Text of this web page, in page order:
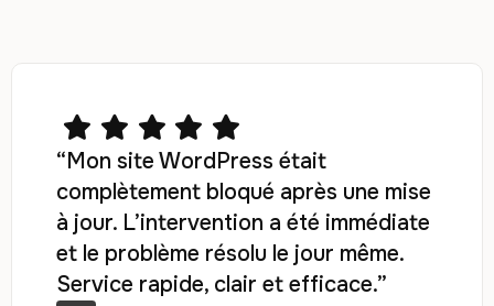
“Mon site WordPress était
complètement bloqué après une mise
à jour. L’intervention a été immédiate
et le problème résolu le jour même.
Service rapide, clair et efficace.”